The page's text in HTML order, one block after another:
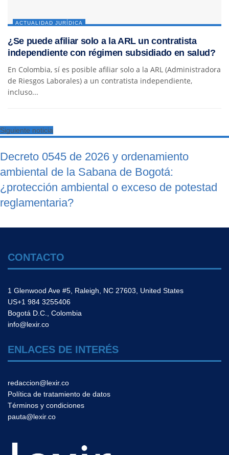
ACTUALIDAD JURÍDICA
¿Se puede afiliar solo a la ARL un contratista
independiente con régimen subsidiado en salud?
En Colombia, sí es posible afiliar solo a la ARL (Administradora
de Riesgos Laborales) a un contratista independiente,
incluso...
Siguiente noticia
Decreto 0545 de 2026 y ordenamiento
ambiental de la Sabana de Bogotá:
¿protección ambiental o exceso de potestad
reglamentaria?
CONTACTO
1 Glenwood Ave #5, Raleigh, NC 27603, United States
US+1 984 3255406
Bogotá D.C., Colombia
info@lexir.co
ENLACES DE INTERÉS
redaccion@lexir.co
Política de tratamiento de datos
Términos y condiciones
pauta@lexir.co